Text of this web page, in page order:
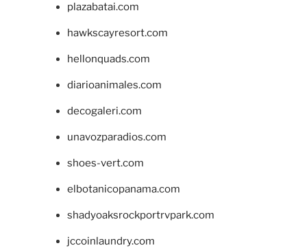
plazabatai.com
hawkscayresort.com
hellonquads.com
diarioanimales.com
decogaleri.com
unavozparadios.com
shoes-vert.com
elbotanicopanama.com
shadyoaksrockportrvpark.com
jccoinlaundry.com